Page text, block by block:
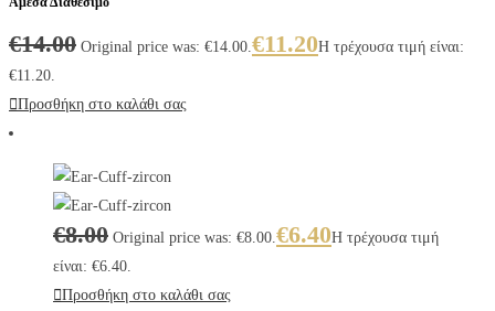
€14.00 Original price was: €14.00. €11.20Η τρέχουσα τιμή είναι:
€11.20.
Προσθήκη στο καλάθι σας
€8.00 Original price was: €8.00. €6.40Η τρέχουσα τιμή
είναι: €6.40.
Προσθήκη στο καλάθι σας